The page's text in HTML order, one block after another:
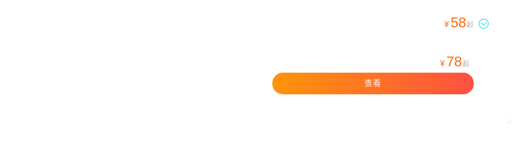
¥ 58起 
¥ 78 起
查看